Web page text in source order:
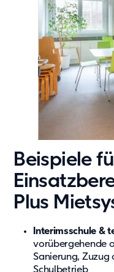
Beispiele
Plus
Interimsschule &
vorübergehende
Sanierung, Zuzug
Schulbetrieb